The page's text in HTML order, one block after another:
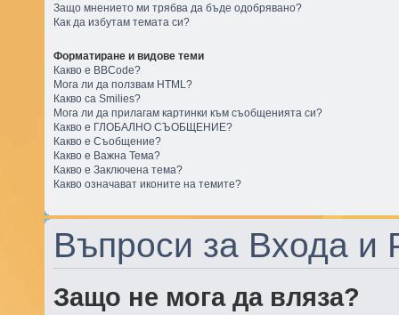
Защо мнението ми трябва да бъде одобрявано?
Как да избутам темата си?
Форматиране и видове теми
Какво е BBCode?
Мога ли да ползвам HTML?
Какво са Smilies?
Мога ли да прилагам картинки към съобщенията си?
Какво е ГЛОБАЛНО СЪОБЩЕНИЕ?
Какво е Съобщение?
Какво е Важна Тема?
Какво е Заключена тема?
Какво означават иконите на темите?
Въпроси за Входа и
Защо не мога да вляза?